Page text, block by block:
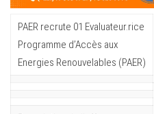
PAER recrute 01 Evaluateur.rice
Programme d’Accès aux
Energies Renouvelables (PAER)